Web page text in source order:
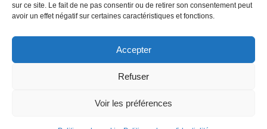
sur ce site. Le fait de ne pas consentir ou de retirer son consentement peut
avoir un effet négatif sur certaines caractéristiques et fonctions.
Accepter
Refuser
Voir les préférences
Nous contacter →
GeneratePress